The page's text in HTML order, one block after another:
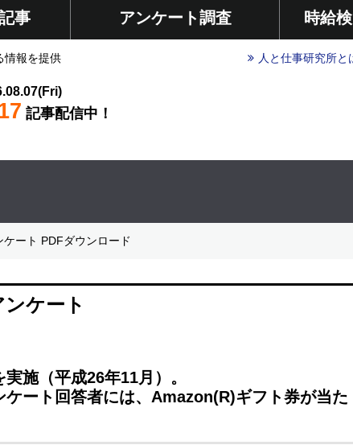
事 アンケート調査 時給
報を提供 人と仕事研究所と
記事配信中！
ケート PDFダウンロード
ケート
施（平成26年11月）。
ート回答者には、Amazon(R)ギフト券が当た